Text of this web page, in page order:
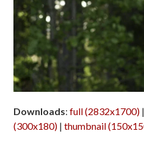
Downloads:full (2832x1700) |
(300x180) |thumbnail